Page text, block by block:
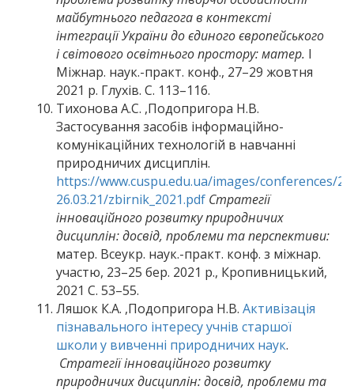
майбутнього педагога в контексті
інтеграції України до єдиного європейського
і світового освітнього простору: матер. І
Міжнар. наук.-практ. конф., 27–29 жовтня
2021 р. Глухів. С. 113–116.
Тихонова А.С. ,Подопригора Н.В.
Застосування засобів інформаційно-
комунікаційних технологій в навчанні
природничих дисциплін.
https://www.cuspu.edu.ua/images/conferences/
26.03.21/zbirnik_2021.pdf Стратегії
інноваційного розвитку природничих
дисциплін: досвід, проблеми та перспективи:
матер. Всеукр. наук.-практ. конф. з міжнар.
участю, 23–25 бер. 2021 р., Кропивницький,
2021 С. 53–55.
Ляшок К.А. ,Подопригора Н.В. Активізація
пізнавального інтересу учнів старшої
школи у вивченні природничих наук.
Стратегії інноваційного розвитку
природничих дисциплін: досвід, проблеми та